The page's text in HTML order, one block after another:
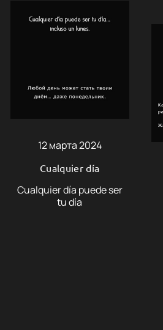
12 марта 2024
Cualquier día
Cualquier día puede ser
tu día